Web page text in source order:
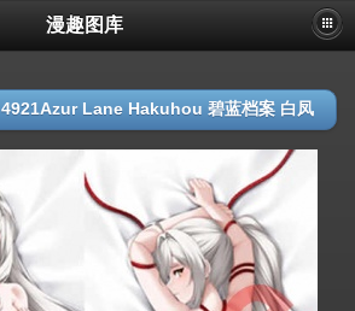
漫趣图库
4921Azur Lane Hakuhou 碧蓝档案 白凤